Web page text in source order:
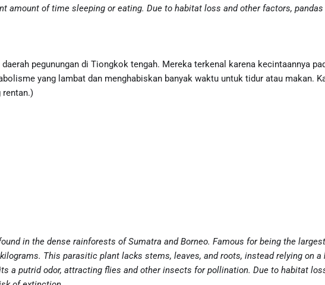
amount of time sleeping or eating. Due to habitat loss and other factors,
pegunungan di Tiongkok tengah. Mereka terkenal karena kecintaannya
yang lambat dan menghabiskan banyak waktu untuk tidur atau makan.
rentan.)
in the dense rainforests of Sumatra and Borneo. Famous for being the
This parasitic plant lacks stems, leaves, and roots, instead relying on
a putrid odor, attracting flies and other insects for pollination. Due to habitat